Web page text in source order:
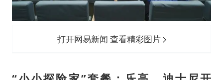
打开网易新闻 查看精彩图片